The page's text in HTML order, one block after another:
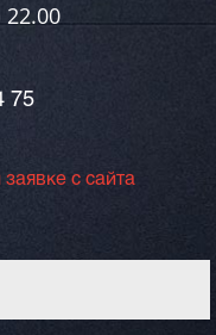
75
с сайта